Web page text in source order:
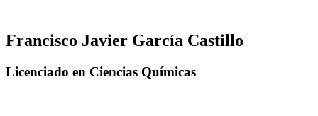
Francisco Javier García Castillo
Licenciado en Ciencias Químicas